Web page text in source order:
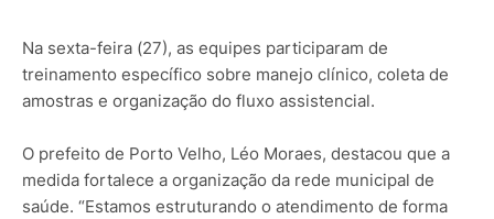
Na sexta-feira (27), as equipes participaram de
treinamento específico sobre manejo clínico, coleta de
amostras e organização do fluxo assistencial.
O prefeito de Porto Velho, Léo Moraes, destacou que a
medida fortalece a organização da rede municipal de
saúde. “Estamos estruturando o atendimento de forma